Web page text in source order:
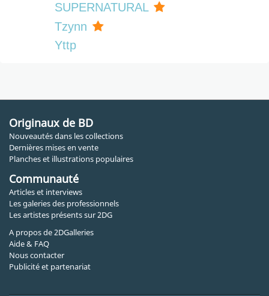
SUPERNATURAL
Tzynn
Yttp
Originaux de BD
Nouveautés dans les collections
Dernières mises en vente
Planches et illustrations populaires
Communauté
Articles et interviews
Les galeries des professionnels
Les artistes présents sur 2DG
A propos de 2DGalleries
Aide & FAQ
Nous contacter
Publicité et partenariat